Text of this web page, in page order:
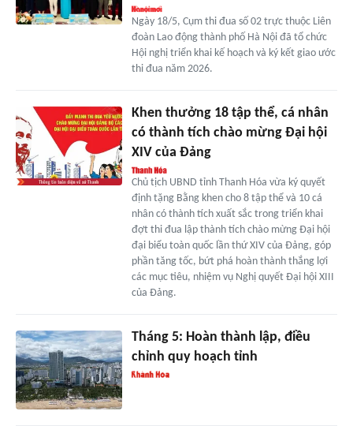
Ngày 18/5, Cụm thi đua số 02 trực thuộc Liên
đoàn Lao động thành phố Hà Nội đã tổ chức
Hội nghị triển khai kế hoạch và ký kết giao ước
thi đua năm 2026.
Khen thưởng 18 tập thể, cá nhân
có thành tích chào mừng Đại hội
XIV của Đảng
Chủ tịch UBND tỉnh Thanh Hóa vừa ký quyết
định tặng Bằng khen cho 8 tập thể và 10 cá
nhân có thành tích xuất sắc trong triển khai
đợt thi đua lập thành tích chào mừng Đại hội
đại biểu toàn quốc lần thứ XIV của Đảng, góp
phần tăng tốc, bứt phá hoàn thành thắng lợi
các mục tiêu, nhiệm vụ Nghị quyết Đại hội XIII
của Đảng.
Tháng 5: Hoàn thành lập, điều
chỉnh quy hoạch tỉnh